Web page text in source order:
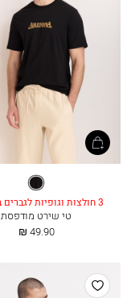
שחור
3 חולצות וגופיות לגברים ב-₪100
טי שירט מודפסת
החל
49.90 ₪
הוסף
למועדפים